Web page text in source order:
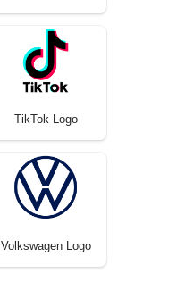
TikTok Logo
Volkswagen Logo